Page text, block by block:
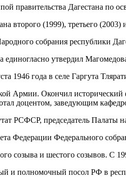
правительства Дагестана по
второго (1999), третьего (2003)
собрания республики
единогласно утвердил
1946 года в селе Гаргута
Армии. Окончил исторический
доцентом, заведующим
РСФСР, председатель Палаты
Федерации Федерального
созыва и шестого созывов. С
и полномочный посол РФ в